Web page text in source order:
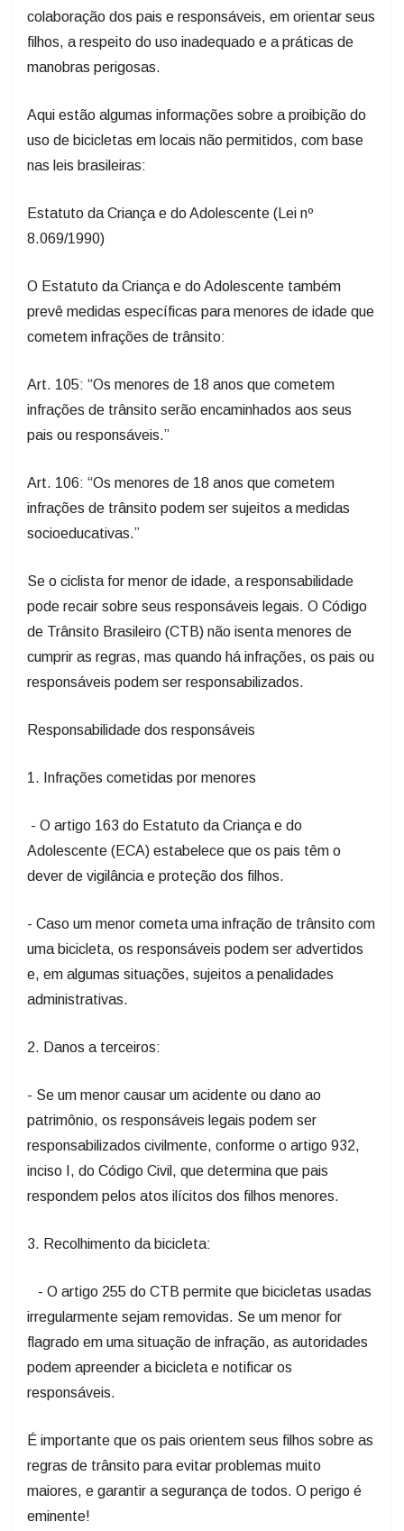
colaboração dos pais e responsáveis, em orientar seus
filhos, a respeito do uso inadequado e a práticas de
manobras perigosas.
Aqui estão algumas informações sobre a proibição do
uso de bicicletas em locais não permitidos, com base
nas leis brasileiras:
Estatuto da Criança e do Adolescente (Lei nº
8.069/1990)
O Estatuto da Criança e do Adolescente também
prevê medidas específicas para menores de idade que
cometem infrações de trânsito:
Art. 105: “Os menores de 18 anos que cometem
infrações de trânsito serão encaminhados aos seus
pais ou responsáveis.”
Art. 106: “Os menores de 18 anos que cometem
infrações de trânsito podem ser sujeitos a medidas
socioeducativas.”
Se o ciclista for menor de idade, a responsabilidade
pode recair sobre seus responsáveis legais. O Código
de Trânsito Brasileiro (CTB) não isenta menores de
cumprir as regras, mas quando há infrações, os pais ou
responsáveis podem ser responsabilizados.
Responsabilidade dos responsáveis
1. Infrações cometidas por menores
- O artigo 163 do Estatuto da Criança e do
Adolescente (ECA) estabelece que os pais têm o
dever de vigilância e proteção dos filhos.
- Caso um menor cometa uma infração de trânsito com
uma bicicleta, os responsáveis podem ser advertidos
e, em algumas situações, sujeitos a penalidades
administrativas.
2. Danos a terceiros:
- Se um menor causar um acidente ou dano ao
patrimônio, os responsáveis legais podem ser
responsabilizados civilmente, conforme o artigo 932,
inciso I, do Código Civil, que determina que pais
respondem pelos atos ilícitos dos filhos menores.
3. Recolhimento da bicicleta:
- O artigo 255 do CTB permite que bicicletas usadas
irregularmente sejam removidas. Se um menor for
flagrado em uma situação de infração, as autoridades
podem apreender a bicicleta e notificar os
responsáveis.
É importante que os pais orientem seus filhos sobre as
regras de trânsito para evitar problemas muito
maiores, e garantir a segurança de todos. O perigo é
eminente!